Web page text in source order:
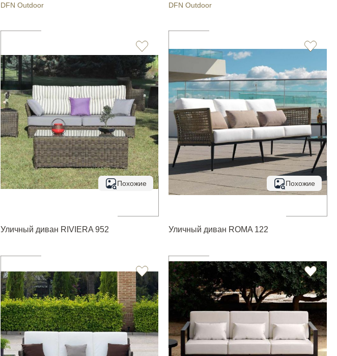
DFN Outdoor DFN Outdoor
Похожие
Уличный диван RIVIERA 952
Похожие
Уличный диван ROMA 122